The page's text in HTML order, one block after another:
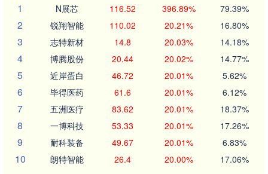
1
N展芯 116.52 396.89% 79.39%
2 锐翔智能 110.02 20.21% 16.80%
3 志特新材 14.8 20.03% 14.18%
4 博腾股份 20.44 20.02% 14.77%
5 近岸蛋白 46.72 20.01% 5.62%
6 毕得医药 61.6 20.01% 6.12%
7 五洲医疗 83.62 20.01% 18.37%
8 一博科技 53.33 20.01% 17.26%
9 耐科装备 49.67 20.01% 6.83%
10 朗特智能 26.4 20.00% 17.06%